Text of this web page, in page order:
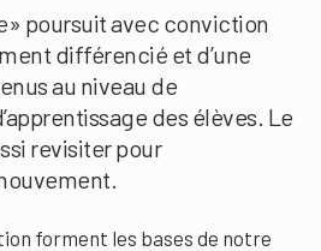
poursuit avec conviction
différencié et d’une
au niveau de
des élèves. Le
revisiter pour
forment les bases de notre